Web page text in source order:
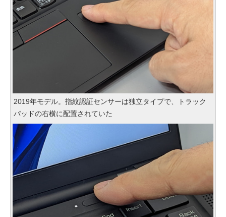
2019年モデル。指紋認証センサーは独立タイプで、トラック
パッドの右横に配置されていた